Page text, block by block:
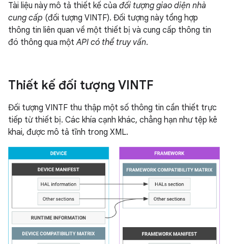
Tài liệu này mô tả thiết kế của đối tượng giao diện nhà
cung cấp (đối tượng VINTF). Đối tượng này tổng hợp
thông tin liên quan về một thiết bị và cung cấp thông tin
đó thông qua mộtAPI có thể truy vấn.
Thiết kế đối tượng VINTF
Đối tượng VINTF thu thập một số thông tin cần thiết trực
tiếp từ thiết bị. Các khía cạnh khác, chẳng hạn như tệp kê
khai, được mô tả tĩnh trong XML.